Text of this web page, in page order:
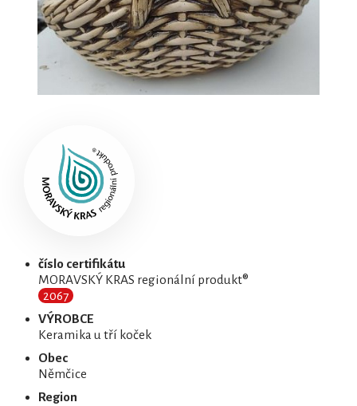
číslo certifikátu
MORAVSKÝ KRAS regionální produkt®
2067
VÝROBCE
Keramika u tří koček
Obec
Němčice
Region